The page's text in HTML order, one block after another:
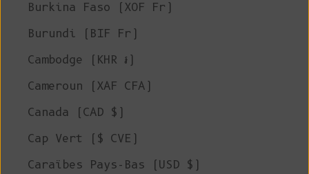
Burkina Faso (XOF Fr)
Burundi (BIF Fr)
Cambodge (KHR ៛)
Cameroun (XAF CFA)
Canada (CAD $)
Cap Vert ($ CVE)
Caraïbes Pays-Bas (USD $)